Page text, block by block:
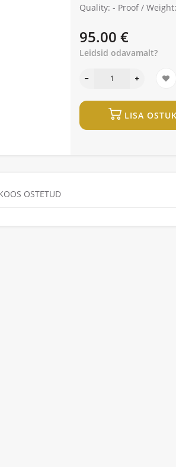
Quality: - Proof /
95.00 €
Leidsid odavamalt?
LISA
OSTETUD